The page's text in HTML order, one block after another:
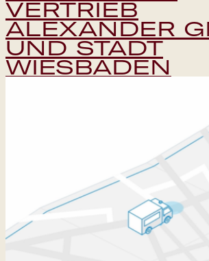
VERTRIEB
ALEXANDER
UND STADT
WIESBADEN